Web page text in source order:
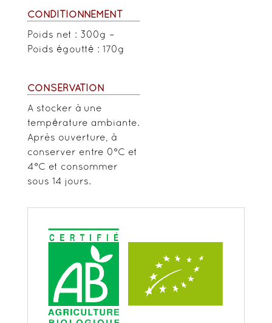
CONDITIONNEMENT
Poids net : 300g –
Poids égoutté : 170g
CONSERVATION
A stocker à une
température ambiante.
Après ouverture, à
conserver entre 0°C et
4°C et consommer
sous 14 jours.